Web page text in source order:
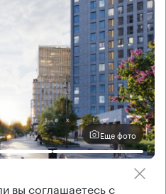
Еще фото
вы соглашаетесь с